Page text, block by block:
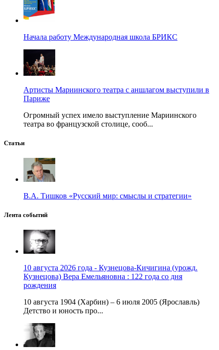
Начала работу Международная школа БРИКС
Артисты Мариинского театра с аншлагом выступили в
Париже
Огромный успех имело выступление Мариинского
театра во французской столице, сооб...
Статьи
В.А. Тишков «Русский мир: смыслы и стратегии»
Лента событий
10 августа 2026 года - Кузнецова-Кичигина (урожд.
Кузнецова) Вера Емельяновна : 122 года со дня
рождения
10 августа 1904 (Харбин) – 6 июля 2005 (Ярославль)
Детство и юность про...